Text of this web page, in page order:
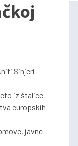
Sinjeri-
iz štalice
europskih
javne